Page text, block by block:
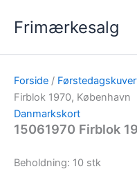
Frimærkesalg
Forside /
Firblok 1970, København
Danmarkskort
15061970 Firblok
Beholdning: 10 stk